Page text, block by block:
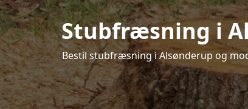
Stubfræsning i
Bestil stubfræsning i Alsønderup og